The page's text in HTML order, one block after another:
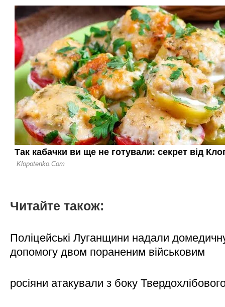
Читайте також:
Поліцейські Луганщини надали
допомогу двом пораненим військовим
росіяни атакували з боку